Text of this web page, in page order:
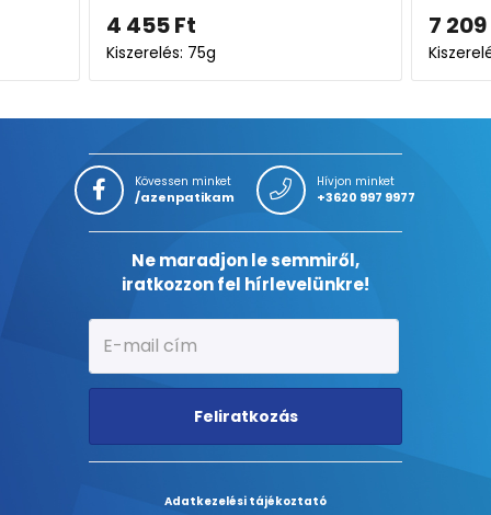
4 455Ft
Kiszerelés: 75g
7 209Ft
Kiszerelés:
Kövessen minket
/azenpatikam
Hívjon minket
+3620 997 9977
Ne maradjon le semmiről,
iratkozzon fel hírlevelünkre!
Feliratkozás
Adatkezelési tájékoztató